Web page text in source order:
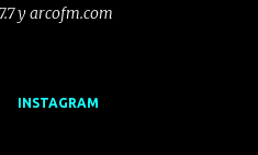
y arcofm.com
INSTAGRAM